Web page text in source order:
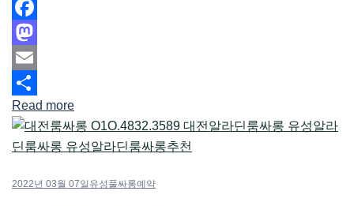
Facebook
Mastodon
Email
Share
Read more
2022년 03월 07일 유성풀싸롱예약